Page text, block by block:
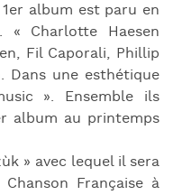
album est paru en
Charlotte Haesen
Fil Caporali, Phillip
Dans une esthétique
». Ensemble ils
album au printemps
» avec lequel il sera
Française à